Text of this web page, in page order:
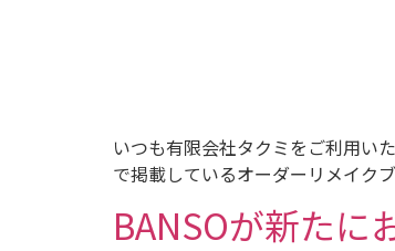
いつも有限会社タクミをご利用い
で掲載しているオーダーリメイ
BANSOが新た